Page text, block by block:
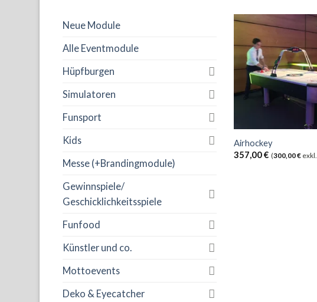
Neue Module
Alle Eventmodule
Hüpfburgen
Simulatoren
Funsport
Kids
Messe (+Brandingmodule)
Gewinnspiele/
Geschicklichkeitsspiele
Funfood
Künstler und co.
Mottoevents
Deko & Eyecatcher
Airhockey
357,00€ (300,00€